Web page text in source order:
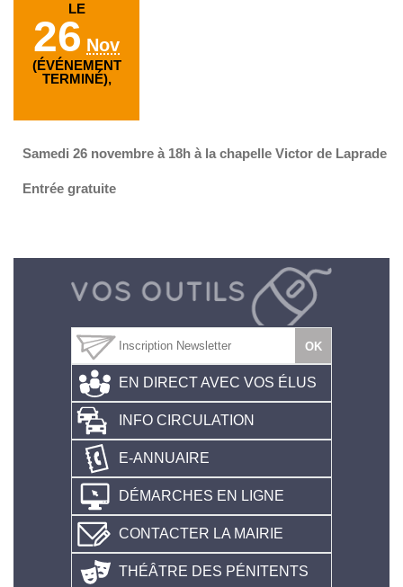
LE
26 Nov
(ÉVÉNEMENT
TERMINÉ),
Samedi 26 novembre à 18h à la chapelle Victor de Laprade
Entrée gratuite
EN DIRECT AVEC VOS ÉLUS
INFO CIRCULATION
E-ANNUAIRE
DÉMARCHES EN LIGNE
CONTACTER LA MAIRIE
THÉÂTRE DES PÉNITENTS